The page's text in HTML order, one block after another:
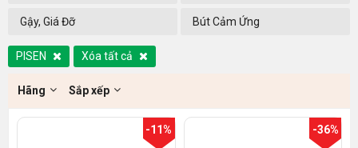
Gậy, Giá Đỡ Bút Cảm Ứng
PISEN Xóa tất cả
Hãng Sắp xếp
-11% -36%